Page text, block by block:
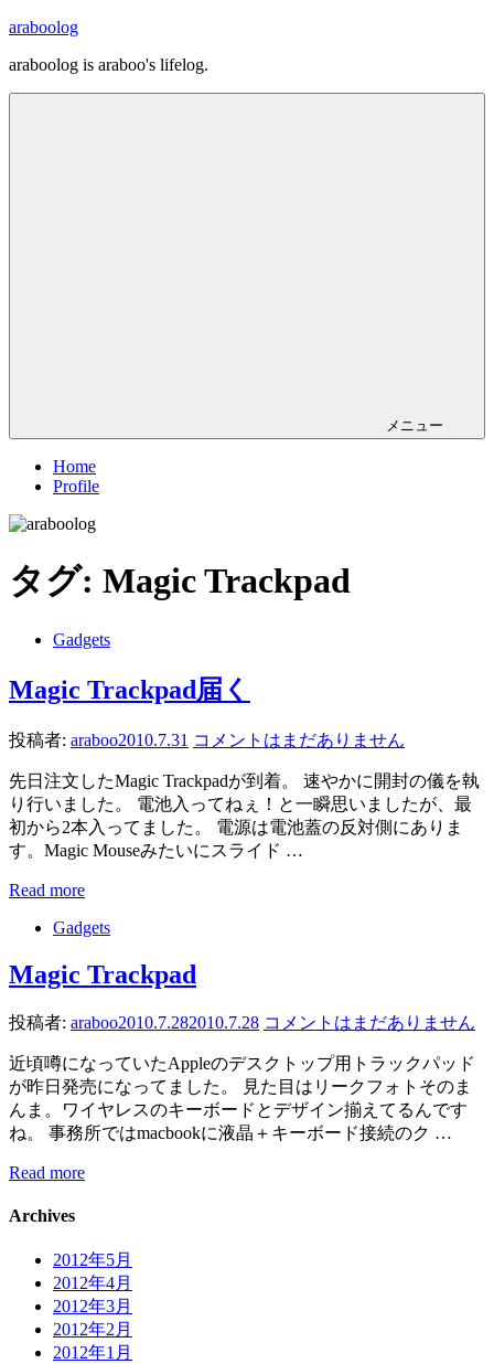
コ
テ
ン
araboolog
araboolog is araboo's lifelog.
メニュー
Home
Profile
タグ: Magic Trackpad
Gadgets
Magic Trackpad届く
投稿者: araboo2010.7.31 コメントはまだありません
先日注文したMagic Trackpadが到着。 速やかに開封の儀を執
り行いました。 電池入ってねぇ！と一瞬思いましたが、最
初から2本入ってました。 電源は電池蓋の反対側にありま
す。Magic Mouseみたいにスライド …
Read more
Gadgets
Magic Trackpad
投稿者: araboo2010.7.282010.7.28 コメントはまだありません
近頃噂になっていたAppleのデスクトップ用トラックパッド
が昨日発売になってました。 見た目はリークフォトそのま
んま。ワイヤレスのキーボードとデザイン揃えてるんです
ね。 事務所ではmacbookに液晶＋キーボード接続のク …
Read more
Archives
2012年5月
2012年4月
2012年3月
2012年2月
2012年1月